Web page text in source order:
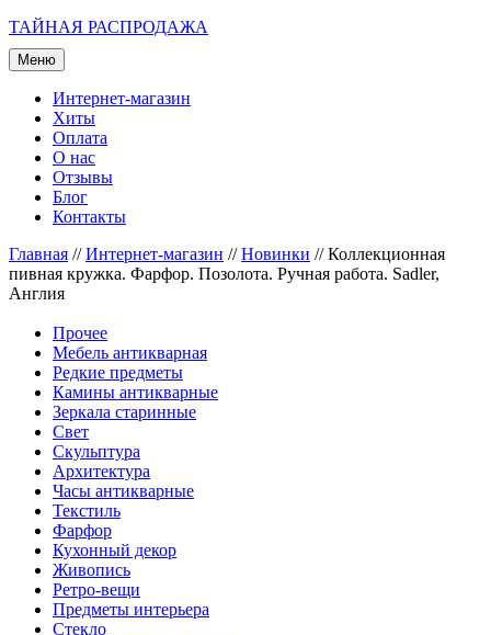
ТАЙНАЯ РАСПРОДАЖА
Меню
Интернет-магазин
Хиты
Оплата
О нас
Отзывы
Блог
Контакты
Главная //Интернет-магазин //Новинки //Коллекционная
пивная кружка. Фарфор. Позолота. Ручная работа. Sadler,
Англия
Прочее
Мебель антикварная
Редкие предметы
Камины антикварные
Зеркала старинные
Свет
Скульптура
Архитектура
Часы антикварные
Текстиль
Фарфор
Кухонный декор
Живопись
Ретро-вещи
Предметы интерьера
Стекло